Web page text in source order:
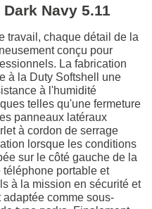
Navy 5.11
travail, chaque détail de la
conçu pour
La fabrication
à la Duty Softshell une
à l'humidité
telles qu'une fermeture
panneaux latéraux
à cordon de serrage
lorsque les conditions
sur le côté gauche de la
téléphone portable et
à la mission en sécurité et
comme sous-